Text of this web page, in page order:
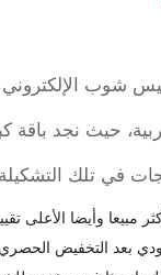
حيث نجد
في تلك
مبيعا وأيضا الأعلى